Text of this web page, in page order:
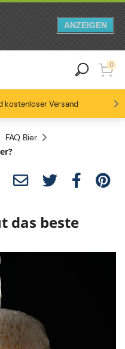
ANZEIGEN
Inhalt springen
springen
kostenloser Versand
ab 6 Fässern
Packs4.6/5
0
FAQ Bier
das beste